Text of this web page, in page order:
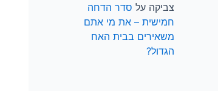
צביקה על סדר הדחה
חמישית – את מי אתם
משאירים בבית האח
הגדול?